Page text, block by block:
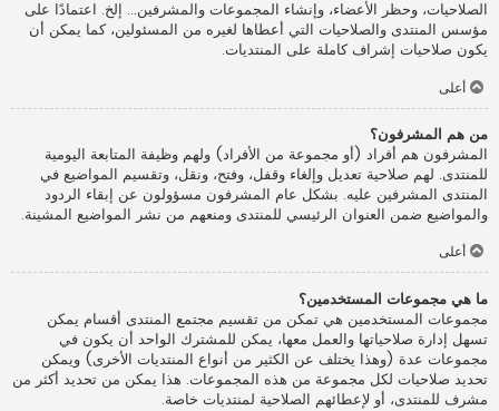
الصلاحيات، وحظر الأعضاء، وإنشاء المجموعات والمشرفين... إلخ. اعتمادًا على
مؤسس المنتدى والصلاحيات التي أعطاها لغيره من المسئولين، كما يمكن أن
يكون صلاحيات إشراف كاملة على المنتديات.
أعلى
من هم المشرفون؟
المشرفون هم أفراد (أو مجموعة من الأفراد) ولهم وظيفة المتابعة اليومية
للمنتدى. لهم صلاحية تعديل وإلغاء وقفل، وفتح، ونقل، وتقسيم المواضيع في
المنتدى المشرفين عليه. بشكل عام المشرفون مسؤولون عن إبقاء الردود
والمواضيع ضمن العنوان الرئيسي للمنتدى ومنعهم من نشر المواضيع المشينة.
أعلى
ما هي مجموعات المستخدمين؟
مجموعات المستخدمين هي تمكن من تقسيم مجتمع المنتدى أقسام يمكن
تسهل إدارة صلاحياتها والعمل معها، يمكن للمشترك الواحد أن يكون في
مجموعات عدة (وهذا يختلف عن الكثير من أنواع المنتديات الأخرى) ويمكن
تحديد صلاحيات لكل مجموعة من هذه المجموعات. هذا يمكن من تحديد أكثر من
مشرف للمنتدى، أو لإعطائهم الصلاحية لمنتديات خاصة.